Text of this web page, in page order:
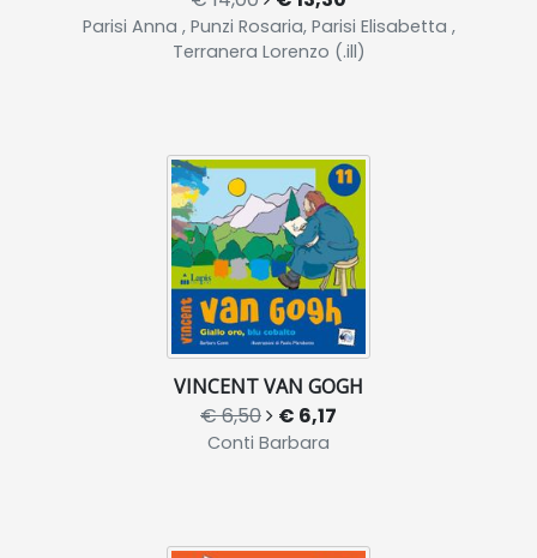
Parisi Anna , Punzi Rosaria, Parisi Elisabetta ,
Terranera Lorenzo (.ill)
VINCENT VAN GOGH
€ 6,50 € 6,17
Conti Barbara